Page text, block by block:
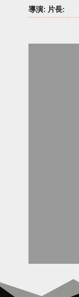
導演: 片長: